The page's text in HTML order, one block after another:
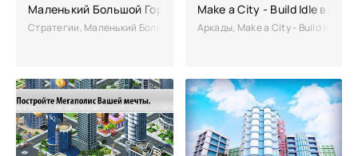
Маленький Большой Город 2 взлом (Мод много денег)
Стратегии, Маленький Большой Город 2 – продолжение
Make a City - Build Idle
Аркады, Make a City - Build Idle –